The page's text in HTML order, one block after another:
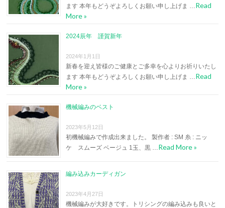
ます 本年もどうぞよろしくお願い申し上げま …Read
More »
2024辰年 謹賀新年
2024年1月1日
新春を迎え皆様のご健康とご多幸を心よりお祈りいたし
ます 本年もどうぞよろしくお願い申し上げま …Read
More »
機械編みのベスト
2023年5月12日
初機械編みで作成出来ました。 製作者 : SM 糸 : ニッ
ケ スムーズ ベージュ 1玉、黒 …Read More »
編み込みカーディガン
2023年4月27日
機械編みが大好きです。トリシングの編み込みも良いと